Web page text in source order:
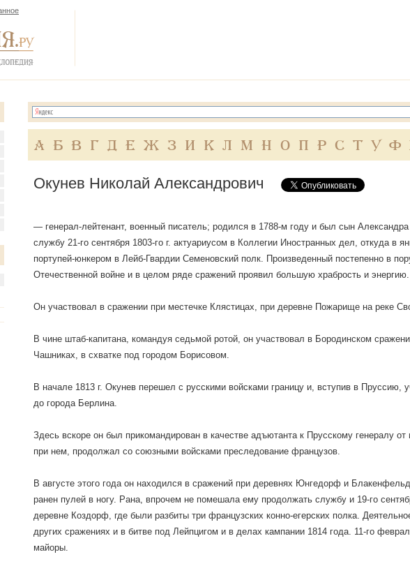
А Б В Г Д Е Ж З И К Л М Н О П Р С Т У Ф
Окунев Николай Александрович
— генерал-лейтенант, военный писатель; родился в 1788-м году и был сын
службу 21-го сентября 1803-го г. актуариусом в Коллегии Иностранных дел, откуда в
портупей-юнкером в Лейб-Гвардии Семеновский полк. Произведенный постепенно в
Отечественной войне и в целом ряде сражений проявил большую храбрость и энергию.
Он участвовал в сражении при местечке Клястицах, при деревне Пожарище на реке
В чине штаб-капитана, командуя седьмой ротой, он участвовал в Бородинском
Чашниках, в схватке под городом Борисовом.
В начале 1813 г. Окунев перешел с русскими войсками границу и, вступив в Пруссию,
до города Берлина.
Здесь вскоре он был прикомандирован в качестве адъютанта к Прусскому генералу
при нем, продолжал со союзными войсками преследование французов.
В августе этого года он находился в сражений при деревнях Юнгедорф и
ранен пулей в ногу. Рана, впрочем не помешала ему продолжать службу и 19-го
деревне Коздорф, где были разбиты три французских конно-егерских полка.
других сражениях и в битве под Лейпцигом и в делах кампании 1814 года. 11-го
майоры.